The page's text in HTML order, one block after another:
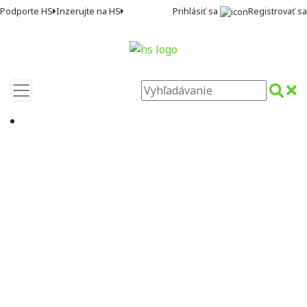
Podporte HS Inzerujte na HS Prihlásiť sa Registrovať sa